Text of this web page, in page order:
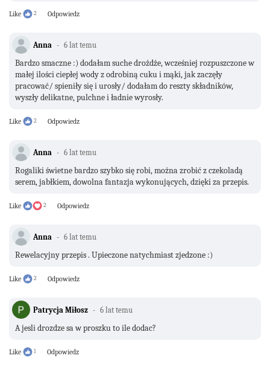
Like 2 Odpowiedz
Anna 6 lat temu
Bardzo smaczne :) dodałam suche drożdże, wcześniej rozpuszczone w
małej ilości ciepłej wody z odrobiną cuku i mąki, jak zaczęły
pracować/ spieniły się i urosły/ dodałam do reszty składników,
wyszły delikatne, pulchne i ładnie wyrosły.
Like 2 Odpowiedz
Anna 6 lat temu
Rogaliki świetne bardzo szybko się robi, można zrobić z czekoladą
serem, jabłkiem, dowolna fantazja wykonujących, dzięki za przepis.
Like 2 Odpowiedz
Anna 6 lat temu
Rewelacyjny przepis . Upieczone natychmiast zjedzone :)
Like 2 Odpowiedz
Patrycja Miłosz 6 lat temu
A jesli drozdze sa w proszku to ile dodac?
Like 1 Odpowiedz